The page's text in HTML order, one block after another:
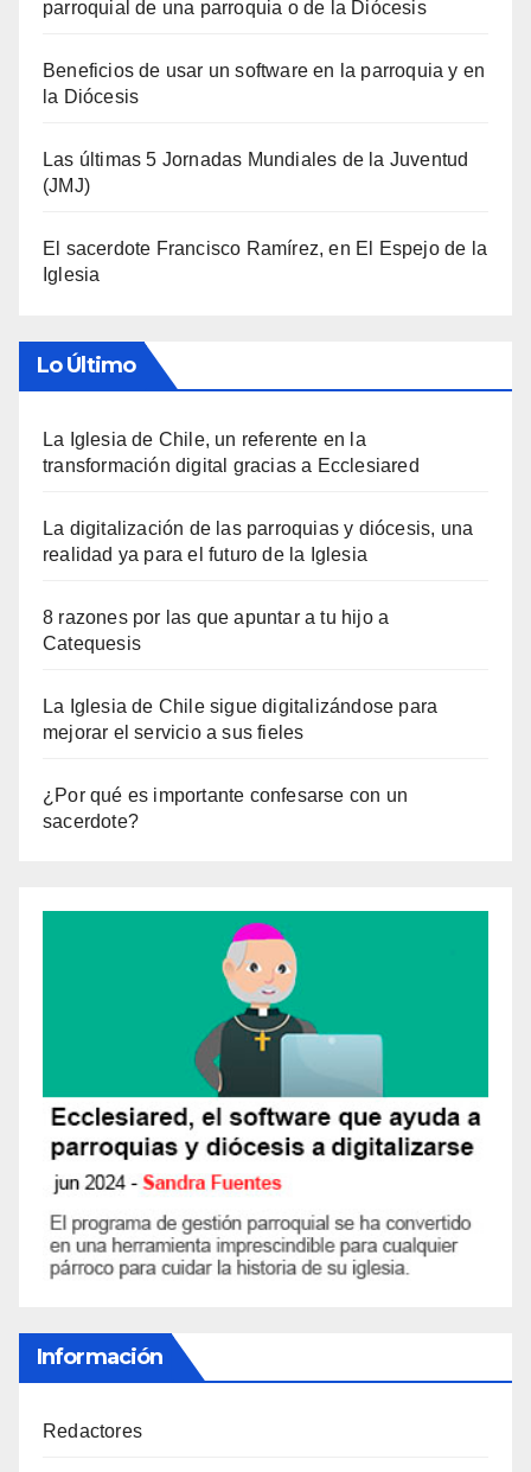
parroquial de una parroquia o de la Diócesis
Beneficios de usar un software en la parroquia y en
la Diócesis
Las últimas 5 Jornadas Mundiales de la Juventud
(JMJ)
El sacerdote Francisco Ramírez, en El Espejo de la
Iglesia
Lo Último
La Iglesia de Chile, un referente en la
transformación digital gracias a Ecclesiared
La digitalización de las parroquias y diócesis, una
realidad ya para el futuro de la Iglesia
8 razones por las que apuntar a tu hijo a
Catequesis
La Iglesia de Chile sigue digitalizándose para
mejorar el servicio a sus fieles
¿Por qué es importante confesarse con un
sacerdote?
Información
Redactores